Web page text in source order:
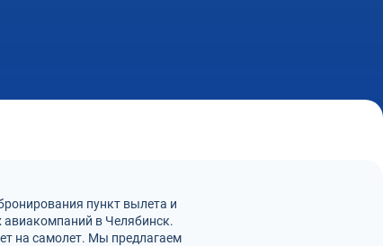
пункт вылета и
авиакомпаний в Челябинск.
на самолет. Мы предлагаем